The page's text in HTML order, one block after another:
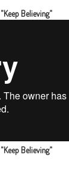
"Keep Believing"
"Keep Believing"